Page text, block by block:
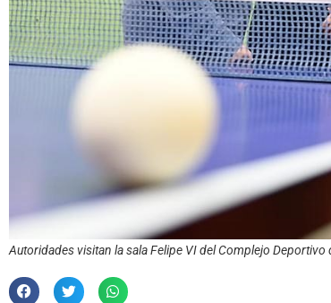
Autoridades visitan la sala Felipe VI del Complejo Deportivo